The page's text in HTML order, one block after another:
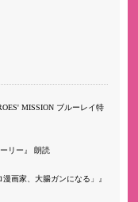
MISSION ブルーレイ特
リー
朗読
画家、大腸ガンになる」